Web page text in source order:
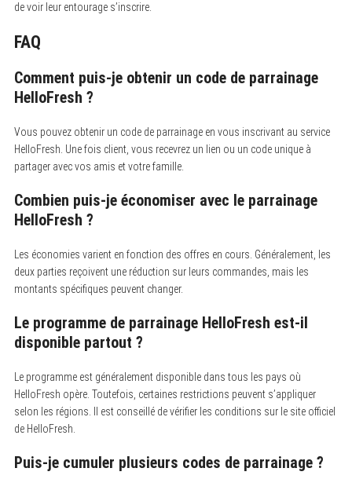
de voir leur entourage s’inscrire.
FAQ
Comment puis-je obtenir un code de parrainage
HelloFresh ?
Vous pouvez obtenir un code de parrainage en vous inscrivant au service
HelloFresh. Une fois client, vous recevrez un lien ou un code unique à
partager avec vos amis et votre famille.
Combien puis-je économiser avec le parrainage
HelloFresh ?
Les économies varient en fonction des offres en cours. Généralement, les
deux parties reçoivent une réduction sur leurs commandes, mais les
montants spécifiques peuvent changer.
Le programme de parrainage HelloFresh est-il
disponible partout ?
Le programme est généralement disponible dans tous les pays où
HelloFresh opère. Toutefois, certaines restrictions peuvent s’appliquer
selon les régions. Il est conseillé de vérifier les conditions sur le site officiel
de HelloFresh.
Puis-je cumuler plusieurs codes de parrainage ?